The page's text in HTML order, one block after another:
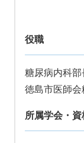
役職
糖尿病内科部
徳島市医師
所属学会・資